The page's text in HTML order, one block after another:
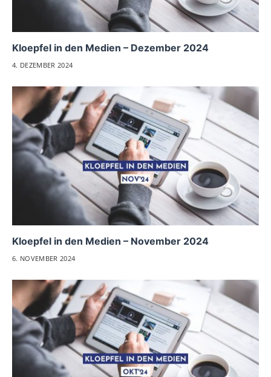
Kloepfel in den Medien – Dezember 2024
4. DEZEMBER 2024
Kloepfel in den Medien – November 2024
6. NOVEMBER 2024